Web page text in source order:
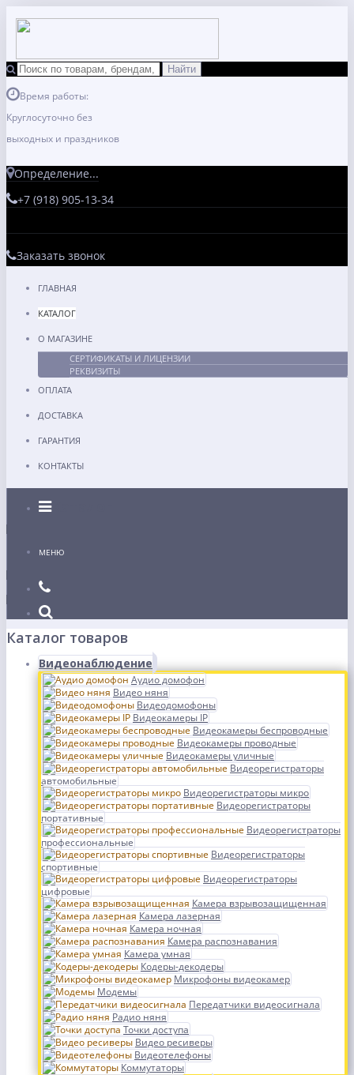
Время работы:
Круглосуточно без
выходных и праздников
Определение...
+7 (918) 905-13-34
Заказать звонок
ГЛАВНАЯ
КАТАЛОГ
О МАГАЗИНЕ
СЕРТИФИКАТЫ И ЛИЦЕНЗИИ
РЕКВИЗИТЫ
ОПЛАТА
ДОСТАВКА
ГАРАНТИЯ
КОНТАКТЫ
Каталог
МЕНЮ
Каталог товаров
Видеонаблюдение
Аудио домофон
Видео няня
Видеодомофоны
Видеокамеры IP
Видеокамеры беспроводные
Видеокамеры проводные
Видеокамеры уличные
Видеорегистраторы
автомобильные
Видеорегистраторы микро
Видеорегистраторы
портативные
Видеорегистраторы
профессиональные
Видеорегистраторы
спортивные
Видеорегистраторы
цифровые
Камера взрывозащищенная
Камера лазерная
Камера ночная
Камера распознавания
Камера умная
Кодеры-декодеры
Микрофоны видеокамер
Модемы
Передатчики видеосигнала
Радио няня
Точки доступа
Видео ресиверы
Видеотелефоны
Коммутаторы